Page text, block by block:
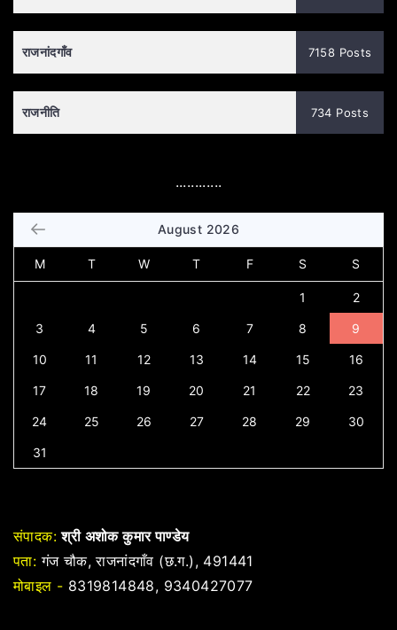
राजनांदगाँव 7158 Posts
राजनीति 734 Posts
............
August 2026
M T W T F S S
1 2
3 4 5 6 7 8 9
10 11 12 13 14 15 16
17 18 19 20 21 22 23
24 25 26 27 28 29 30
31
संपादक: श्री अशोक कुमार पाण्डेय
पता: गंज चौक, राजनांदगाँव (छ.ग.), 491441
मोबाइल - 8319814848, 9340427077